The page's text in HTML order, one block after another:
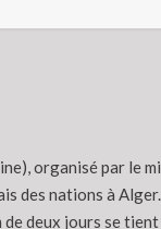
organisé par le
des nations à Alger.
deux jours se